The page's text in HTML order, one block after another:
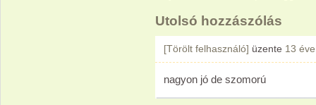
Utolsó hozzászólás
[Törölt felhasználó] üzente 13 éve
nagyon jó de szomorú